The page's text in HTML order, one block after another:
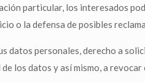
particular, los interesados
o la defensa de posibles
datos personales, derecho a
los datos y así mismo, a